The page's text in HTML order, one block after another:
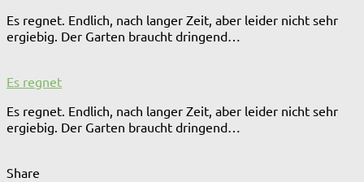
Es regnet. Endlich, nach langer Zeit, aber leider nicht sehr
ergiebig. Der Garten braucht dringend…
Es regnet
Es regnet. Endlich, nach langer Zeit, aber leider nicht sehr
ergiebig. Der Garten braucht dringend…
Share